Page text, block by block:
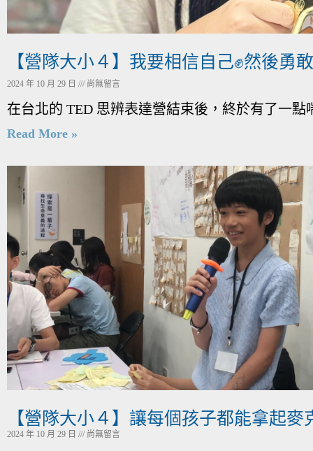
【營隊大小４】我要相信自己✊然後勇敢
2024 年 10 月 29 日 尚無留言
在台北的 TED 思辨表達營結束後，終於有了一點
Read More »
【營隊大小４】讓每個孩子都能拿起麥
2024 年 10 月 29 日 尚無留言